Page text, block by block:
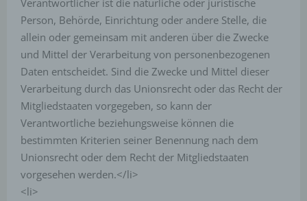
Verantwortlicher ist die natürliche oder juristische
Person, Behörde, Einrichtung oder andere Stelle, die
allein oder gemeinsam mit anderen über die Zwecke
und Mittel der Verarbeitung von personenbezogenen
Daten entscheidet. Sind die Zwecke und Mittel dieser
Verarbeitung durch das Unionsrecht oder das Recht der
Mitgliedstaaten vorgegeben, so kann der
Verantwortliche beziehungsweise können die
bestimmten Kriterien seiner Benennung nach dem
Unionsrecht oder dem Recht der Mitgliedstaaten
vorgesehen werden.</li>
<li>